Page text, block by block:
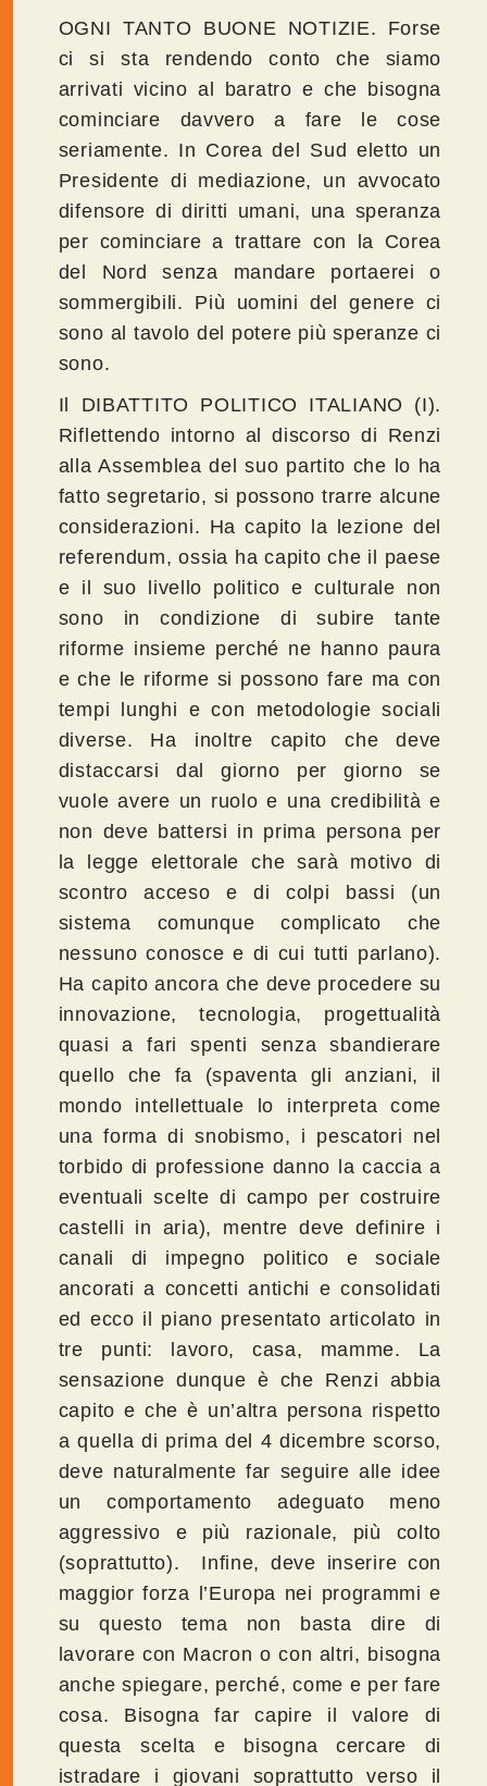
OGNI TANTO BUONE NOTIZIE. Forse
ci si sta rendendo conto che siamo
arrivati vicino al baratro e che bisogna
cominciare davvero a fare le cose
seriamente. In Corea del Sud eletto un
Presidente di mediazione, un avvocato
difensore di diritti umani, una speranza
per cominciare a trattare con la Corea
del Nord senza mandare portaerei o
sommergibili. Più uomini del genere ci
sono al tavolo del potere più speranze ci
sono.
Il DIBATTITO POLITICO ITALIANO (I).
Riflettendo intorno al discorso di Renzi
alla Assemblea del suo partito che lo ha
fatto segretario, si possono trarre alcune
considerazioni. Ha capito la lezione del
referendum, ossia ha capito che il paese
e il suo livello politico e culturale non
sono in condizione di subire tante
riforme insieme perché ne hanno paura
e che le riforme si possono fare ma con
tempi lunghi e con metodologie sociali
diverse. Ha inoltre capito che deve
distaccarsi dal giorno per giorno se
vuole avere un ruolo e una credibilità e
non deve battersi in prima persona per
la legge elettorale che sarà motivo di
scontro acceso e di colpi bassi (un
sistema comunque complicato che
nessuno conosce e di cui tutti parlano).
Ha capito ancora che deve procedere su
innovazione, tecnologia, progettualità
quasi a fari spenti senza sbandierare
quello che fa (spaventa gli anziani, il
mondo intellettuale lo interpreta come
una forma di snobismo, i pescatori nel
torbido di professione danno la caccia a
eventuali scelte di campo per costruire
castelli in aria), mentre deve definire i
canali di impegno politico e sociale
ancorati a concetti antichi e consolidati
ed ecco il piano presentato articolato in
tre punti: lavoro, casa, mamme. La
sensazione dunque è che Renzi abbia
capito e che è un’altra persona rispetto
a quella di prima del 4 dicembre scorso,
deve naturalmente far seguire alle idee
un comportamento adeguato meno
aggressivo e più razionale, più colto
(soprattutto). Infine, deve inserire con
maggior forza l’Europa nei programmi e
su questo tema non basta dire di
lavorare con Macron o con altri, bisogna
anche spiegare, perché, come e per fare
cosa. Bisogna far capire il valore di
questa scelta e bisogna cercare di
istradare i giovani soprattutto verso il